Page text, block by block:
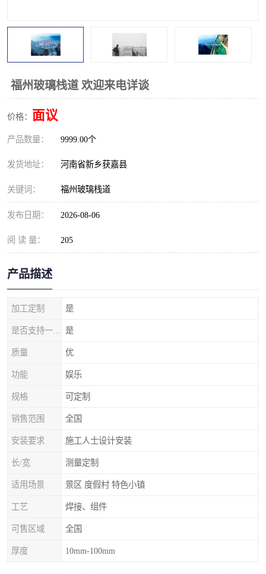
福州玻璃栈道 欢迎来电详谈
价格： 面议
产品数量： 9999.00个
发货地址： 河南省新乡获嘉县
关键词： 福州玻璃栈道
发布日期： 2026-08-06
阅 读 量： 205
产品描述
加工定制 是
是
质量 优
功能 娱乐
规格 可定制
销售范围 全国
安装要求 施工人士设计安装
长/宽 测量定制
适用场景 景区 度假村 特色小镇
工艺 焊接、组件
可售区域 全国
厚度 10mm-100mm
音乐呐喊设备 栈道
玻璃栈道